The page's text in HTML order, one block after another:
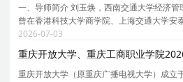
一、导师简介 刘玉焕，西南交通大学经济管
曾在香港科技大学商学院、上海交通大学安
作。主持国家自然科学资金、国家社科基金
目，近年来在《管理世界》、《管理科学学
2026-07-03
重庆开放大学（原重庆广播电视大学）成立